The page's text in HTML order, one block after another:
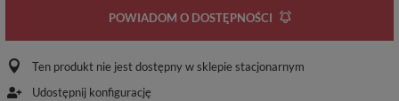
POWIADOM O DOSTĘPNOŚCI
Ten produkt nie jest dostępny w sklepie stacjonarnym
Udostępnij konfigurację